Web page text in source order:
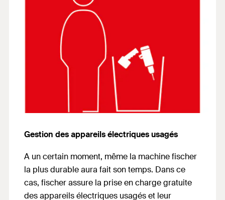
Gestion des appareils électriques usagés
A un certain moment, même la machine fischer
la plus durable aura fait son temps. Dans ce
cas, fischer assure la prise en charge gratuite
des appareils électriques usagés et leur